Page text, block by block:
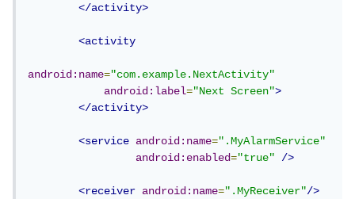
</activity>
<activity
android:name="com.example.NextActivity"
android:label="Next Screen">
</activity>
<service android:name=".MyAlarmService"
android:enabled="true" />
<receiver android:name=".MyReceiver"/>